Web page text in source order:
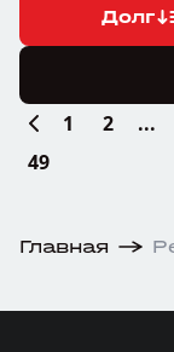
Долг
1 2 ...
49
Главная